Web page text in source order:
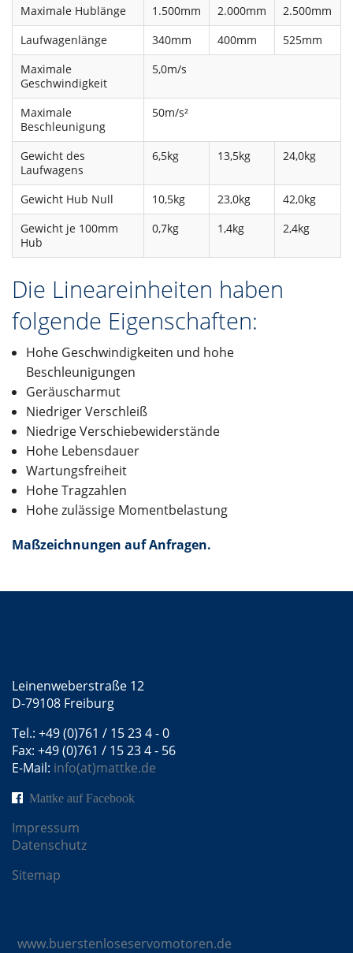
Maximale Hublänge 1.500mm 2.000mm
2.500mm
Laufwagenlänge
340mm 400mm
525mm
Maximale
Geschwindigkeit
5,0m/s
Maximale
Beschleunigung
50m/s²
Gewicht des
Laufwagens
6,5kg 13,5kg 24,0kg
Gewicht Hub Null 10,5kg 23,0kg
42,0kg
Gewicht je 100mm
Hub
0,7kg 1,4kg 2,4kg
Die Lineareinheiten haben
folgende Eigenschaften:
Hohe Geschwindigkeiten und hohe
Beschleunigungen
Geräuscharmut
Niedriger Verschleiß
Niedrige Verschiebewiderstände
Hohe Lebensdauer
Wartungsfreiheit
Hohe Tragzahlen
Hohe zulässige Momentbelastung
Maßzeichnungen auf Anfragen.
Leinenweberstraße 12
D-79108 Freiburg
Tel.: +49 (0)761 / 15 23 4 - 0
Fax: +49 (0)761 / 15 23 4 - 56
E-Mail: info(at)mattke.de
Mattke auf Facebook
Impressum
Datenschutz
Sitemap
www.buerstenloseservomotoren.de